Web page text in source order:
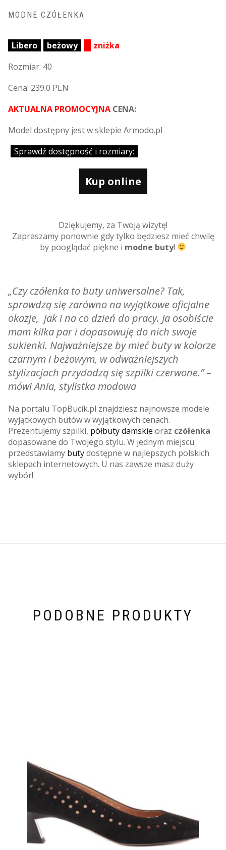
MODNE CZÓŁENKA
Libero beżowy
zniżka
Rozmiar: 40
Cena: 239.0 PLN
AKTUALNA PROMOCYJNA CENA:
Model dostępny jest w sklepie Armodo.pl
Sprawdź dostępność i rozmiary:
Kup online
Dziękujemy, za Twoją wizytę!
Zapraszamy ponownie gdy tylko będziesz mieć chwilę
by pooglądać piękne i modne buty!
„Czy czółenka to buty uniwersalne? Tak,
sprawdzą się zarówno na wyjątkowe oficjalne
okazje, jak i na co dzień do pracy. Ja osobiście
mam kilka par i dopasowuję do nich swoje
sukienki. Najważniejsze by mieć buty w kolorze
czarnym i beżowym, w odważniejszych
stylizacjach przydadzą się szpilki czerwone.”–
mówi Ania, stylistka modowa
Na portalu TopBucik.pl znajdziesz najnowsze modele
wyjątkowych butów w wyjątkowych cenach.
Prezentujemy szpilki, półbuty damskie oraz czółenka
dopasowane do Twojego stylu. W jednym miejscu
przedstawiamy butydostępne w najlepszych polskich
sklepach internetowych. U nas zawsze masz duży
wybór!
PODOBNE PRODUKTY